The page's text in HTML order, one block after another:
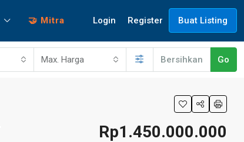
🤝 Mitra Login Register Buat Listing
Max. Harga Bersihkan Go
Rp1.450.000.000